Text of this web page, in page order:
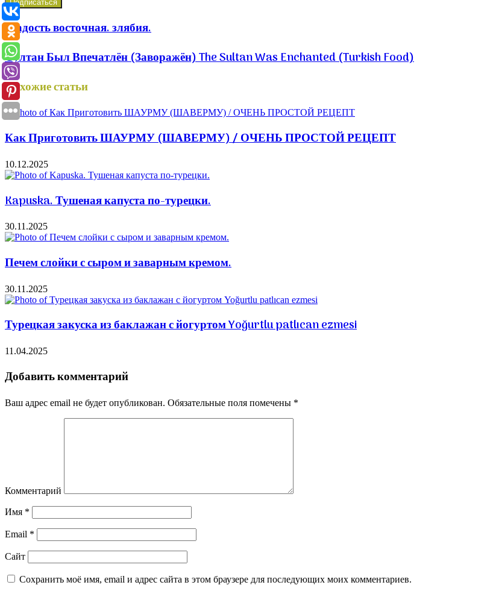
сладость восточная. злябия.
Султан Был Впечатлён (Заворажён) The Sultan Was Enchanted (Turkish Food)
Похожие статьи
Как Приготовить ШАУРМУ (ШАВЕРМУ) / ОЧЕНЬ ПРОСТОЙ РЕЦЕПТ
10.12.2025
Kapuska. Тушеная капуста по-турецки.
30.11.2025
Печем слойки с сыром и заварным кремом.
30.11.2025
Турецкая закуска из баклажан с йогуртом Yoğurtlu patlıcan ezmesi
11.04.2025
Добавить комментарий
Ваш адрес email не будет опубликован. Обязательные поля помечены *
Комментарий
Имя *
Email *
Сайт
Сохранить моё имя, email и адрес сайта в этом браузере для последующих моих комментариев.